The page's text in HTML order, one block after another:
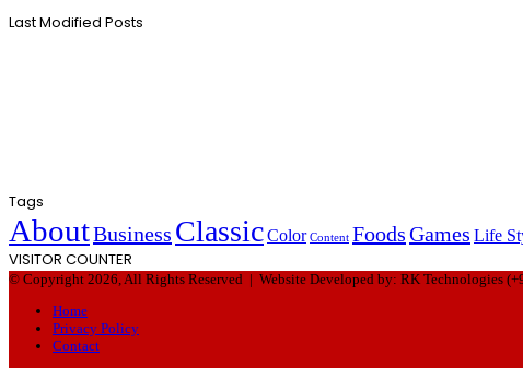
Last Modified Posts
Tags
AboutBusiness ClassicColor Content FoodsGames Life
VISITOR COUNTER
© Copyright 2026, All Rights Reserved | Website Developed by: RK Technologies
Home
Privacy Policy
Contact